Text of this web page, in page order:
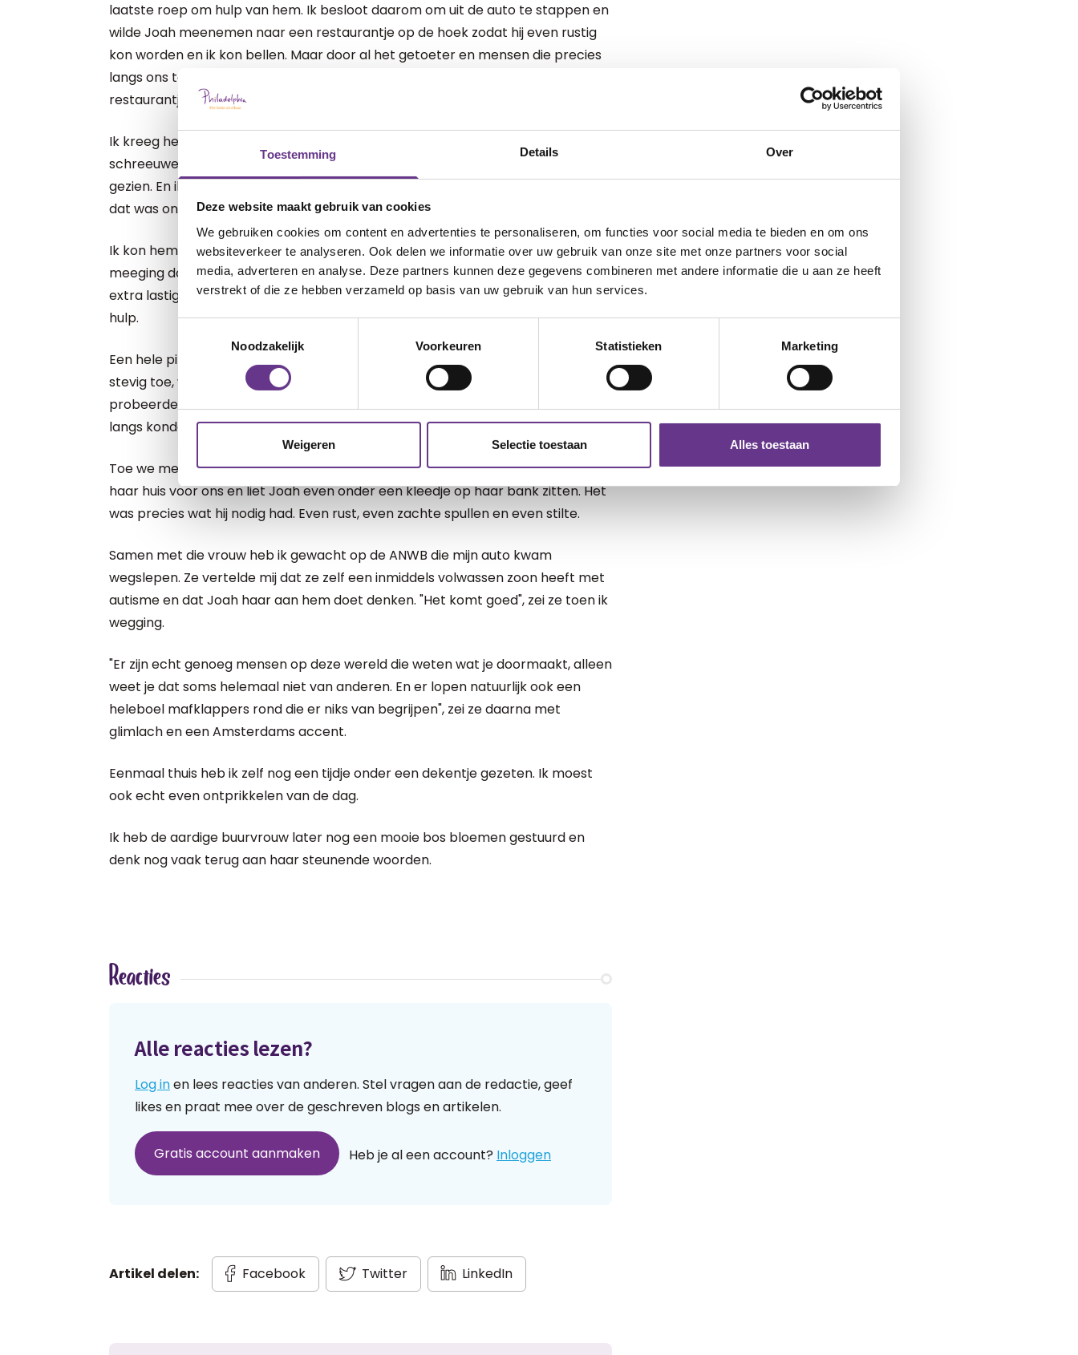
Toestemming Details Over
Deze website maakt gebruik van cookies
We gebruiken cookies om content en advertenties te personaliseren, om functies voor social media te bieden en om ons
websiteverkeer te analyseren. Ook delen we informatie over uw gebruik van onze site met onze partners voor social
media, adverteren en analyse. Deze partners kunnen deze gegevens combineren met andere informatie die u aan ze heeft
verstrekt of die ze hebben verzameld op basis van uw gebruik van hun services.
Noodzakelijk
Voorkeuren Statistieken Marketing
Weigeren Selectie toestaan Alles toestaan
laatste roep om hulp van hem. Ik besloot daarom om uit de auto te stappen en
wilde Joah meenemen naar een restaurantje op de hoek zodat hij even rustig
kon worden en ik kon bellen. Maar door al het getoeter en mensen die precies
langs ons toch op de rotonde wilden passeren was de weg naar het
restaurantje voor Joah verschrikkelijk.
Ik kreeg hem gewoon niet uit de auto. Hij begon te trappen en te huilen, te
schreeuwen, te krijsen en zichzelf te slaan. Ik heb hem zelden zo erg van slag
gezien. En ik brak helemaal. Ik wilde hem vasthouden en hem troosten, maar
dat was onmogelijk op dat moment.
Ik kon hem niet uitleggen dat het rustiger voor hem zou worden als hij eerst
meeging door de drukte. Joah begrijpt dat soort dingen niet en dat maakt het
extra lastig. Inmiddels was ik zelf ook in dikke tranen en toen kwam er gelukkig
hulp.
Een hele pittige Surinaamse dame sprak een paar agressieve automobilisten
stevig toe, waardoor de herrie een heel stuk minder werd. Drie mannen
probeerde mijn auto beter aan de kant te zetten zodat er weer wat mensen
langs konden en iemand anders haalde een flesje water voor mij en Joah.
Toe we meer aan de kant stonden, kwam de rust terug. Een buurvrouw opende
haar huis voor ons en liet Joah even onder een kleedje op haar bank zitten. Het
was precies wat hij nodig had. Even rust, even zachte spullen en even stilte.
Samen met die vrouw heb ik gewacht op de ANWB die mijn auto kwam
wegslepen. Ze vertelde mij dat ze zelf een inmiddels volwassen zoon heeft met
autisme en dat Joah haar aan hem doet denken. "Het komt goed", zei ze toen ik
wegging.
"Er zijn echt genoeg mensen op deze wereld die weten wat je doormaakt, alleen
weet je dat soms helemaal niet van anderen. En er lopen natuurlijk ook een
heleboel mafklappers rond die er niks van begrijpen", zei ze daarna met
glimlach en een Amsterdams accent.
Eenmaal thuis heb ik zelf nog een tijdje onder een dekentje gezeten. Ik moest
ook echt even ontprikkelen van de dag.
Ik heb de aardige buurvrouw later nog een mooie bos bloemen gestuurd en
denk nog vaak terug aan haar steunende woorden.
Reacties
Alle reacties lezen?
Log inen lees reacties van anderen. Stel vragen aan de redactie, geef
likes en praat mee over de geschreven blogs en artikelen.
Gratis account aanmaken Heb je al een account? Inloggen
Artikel delen: Facebook Twitter LinkedIn